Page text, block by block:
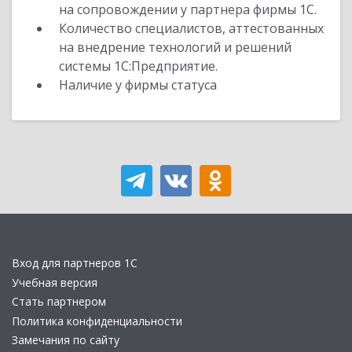
на сопровождении у партнера фирмы 1С.
Количество специалистов, аттестованных
на внедрение технологий и решений
системы 1С:Предприятие.
Наличие у фирмы статуса
Вход для партнеров 1С
Учебная версия
Стать партнером
Политика конфиденциальности
Замечания по сайту